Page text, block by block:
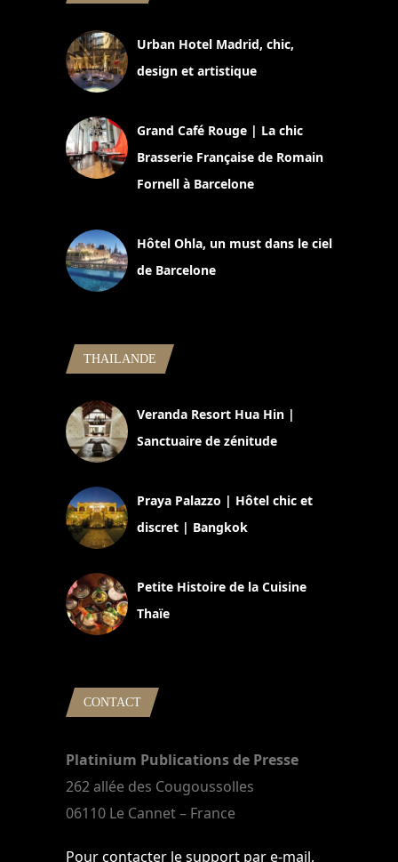
Urban Hotel Madrid, chic,
design et artistique
Grand Café Rouge | La chic
Brasserie Française de Romain
Fornell à Barcelone
Hôtel Ohla, un must dans le ciel
de Barcelone
THAILANDE
Veranda Resort Hua Hin |
Sanctuaire de zénitude
Praya Palazzo | Hôtel chic et
discret | Bangkok
Petite Histoire de la Cuisine
Thaïe
CONTACT
Platinium Publications de Presse
262 allée des Cougoussolles
06110 Le Cannet – France
Pour contacter le support par e-mail,